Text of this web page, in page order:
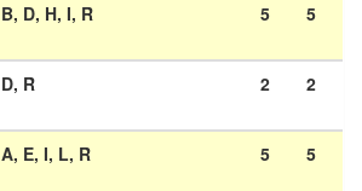
B, D, H, I, R 5 5
D, R 2 2
A, E, I, L, R 5 5